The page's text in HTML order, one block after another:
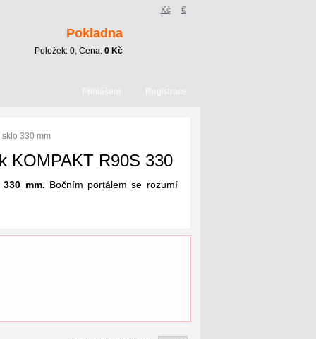
Pokladna
Položek: 0, Cena: 0Kč
Přihlášení Registrace
Kč €
330 mm
KOMPAKT R90S 330
mm. Bočním portálem se rozumí